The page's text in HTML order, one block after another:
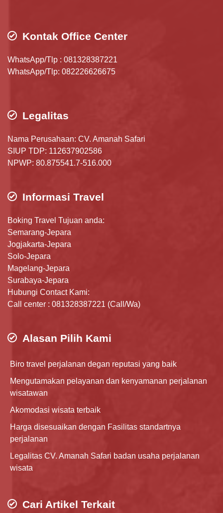
Kontak Office Center
WhatsApp/Tlp : 081328387221
WhatsApp/Tlp: 082226626675
Legalitas
Nama Perusahaan: CV. Amanah Safari
SIUP TDP: 112637902586
NPWP: 80.875541.7-516.000
Informasi Travel
Boking Travel Tujuan anda:
Semarang-Jepara
Jogjakarta-Jepara
Solo-Jepara
Magelang-Jepara
Surabaya-Jepara
Hubungi Contact Kami:
Call center : 081328387221 (Call/Wa)
Alasan Pilih Kami
Biro travel perjalanan degan reputasi yang baik
Mengutamakan pelayanan dan kenyamanan perjalanan
wisatawan
Akomodasi wisata terbaik
Harga disesuaikan dengan Fasilitas standartnya
perjalanan
Legalitas CV. Amanah Safari badan usaha perjalanan
wisata
Cari Artikel Terkait